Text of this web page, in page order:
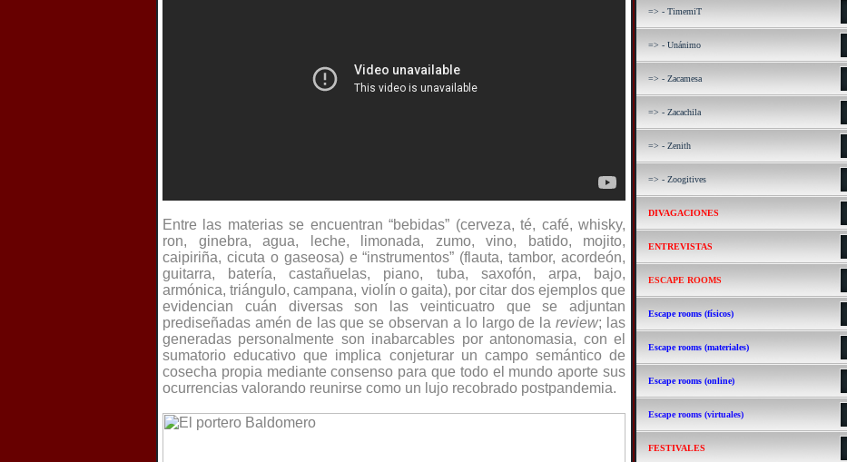
Entre las materias se encuentran “bebidas” (cerveza, té, café, whisky,
ron, ginebra, agua, leche, limonada, zumo, vino, batido, mojito,
caipiriña, cicuta o gaseosa) e “instrumentos” (flauta, tambor, acordeón,
guitarra, batería, castañuelas, piano, tuba, saxofón, arpa, bajo,
armónica, triángulo, campana, violín o gaita), por citar dos ejemplos que
evidencian cuán diversas son las veinticuatro que se adjuntan
prediseñadas amén de las que se observan a lo largo de lareview; las
generadas personalmente son inabarcables por antonomasia, con el
sumatorio educativo que implica conjeturar un campo semántico de
cosecha propia mediante consenso para que todo el mundo aporte sus
ocurrencias valorando reunirse como un lujo recobrado postpandemia.
=> - TimemiT
=> - Unánimo
=> - Zacamesa
=> - Zacachila
=> - Zenith
=> - Zoogitives
DIVAGACIONES
ENTREVISTAS
ESCAPE ROOMS
Escape rooms (físicos)
Escape rooms (materiales)
Escape rooms (online)
Escape rooms (virtuales)
FESTIVALES